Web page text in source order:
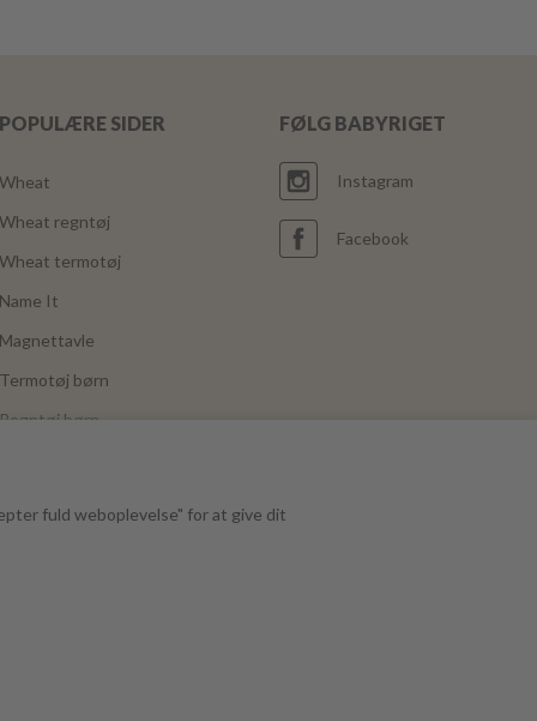
fuld weboplevelse" for at give dit
POPULÆRE SIDER
Wheat
Wheat regntøj
Wheat termotøj
Name It
Magnettavle
Termotøj børn
Regntøj børn
FØLG BABYRIGET
Instagram
Facebook